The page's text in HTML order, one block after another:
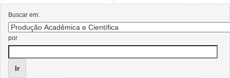
Buscar em:
por